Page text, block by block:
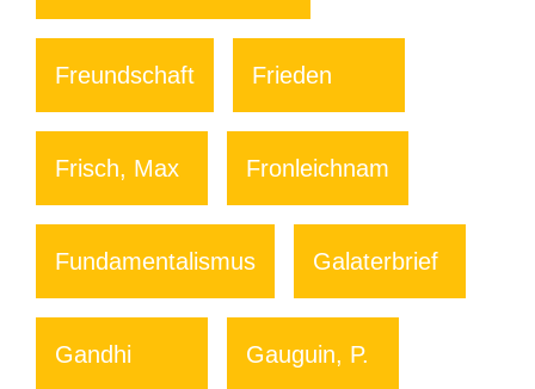
Freundschaft Frieden
Frisch, Max Fronleichnam
Fundamentalismus Galaterbrief
Gandhi Gauguin, P.